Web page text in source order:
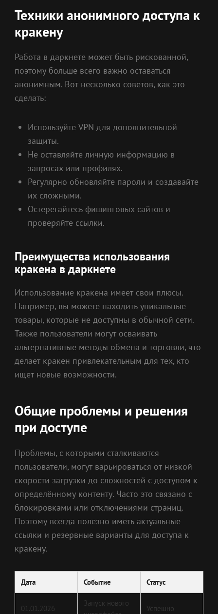
Техники анонимного доступа к
кракену
Работа в даркнете может быть рискованной,
поэтому больше всего важно оставаться
анонимным. Вот несколько советов, как это
сделать:
Используйте VPN для дополнительной
защиты.
Не оставляйте личную информацию в
запросах или профилях.
Регулярно обновляйте пароли и создавайте
их сложными.
Остерегайтесь фишинговых сайтов и
проверяйте ссылки.
Преимущества использования
кракена в даркнете
Использование кракена имеет свои плюсы.
Например, вы можете находить уникальные
товары, которые не доступны в обычной сети.
Также пользователи могут осваивать
альтернативные методы обмена и торговли, что
делает кракен привлекательным для тех, кто
ищет новые возможности.
Общие проблемы и решения
при доступе
Проблемы, с которыми сталкиваются
пользователи, могут варьироваться от низкой
скорости загрузки до сложностей с доступом к
определённому контенту. Часто это связано с
блокировками или отключениями страниц.
Поэтому всегда полезно иметь актуальные
ссылки и резервные варианты для доступа к
кракену.
Дата Событие Статус
01.01.2026
Запуск нового
Успешно